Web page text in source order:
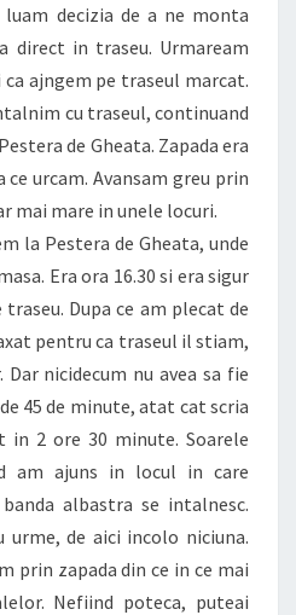
decizia de a ne monta
direct in traseu. Urmaream
ajngem pe traseul marcat.
cu traseul, continuand
de Gheata. Zapada era
urcam. Avansam greu prin
mai mare in unele locuri.
Pestera de Gheata, unde
Era ora 16.30 si era sigur
Dupa ce am plecat de
pentru ca traseul il stiam,
nicidecum nu avea sa fie
45 de minute, atat cat scria
in 2 ore 30 minute. Soarele
am ajuns in locul in care
albastra se intalnesc.
urme, de aici incolo niciuna.
prin zapada din ce in ce mai
Nefiind poteca, puteai